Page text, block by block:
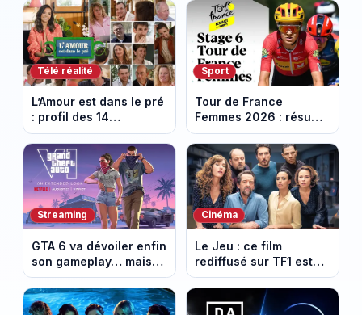
Télé réalité
L’Amour est dans le pré
: profil des 14
agriculteurs, speed
dating inédit et de
nouvelles histoires
d’amour
Sport
Tour de France
Femmes 2026 : résumé
vidéo de la 6e étape
entre Montbrison et
Tournon-sur-Rhône
Streaming
GTA 6 va dévoiler enfin
son gameplay… mais
d’abord sur Netflix
Cinéma
Le Jeu : ce film
rediffusé sur TF1 est
adapté d’un succès
italien devenu un
phénomène mondial